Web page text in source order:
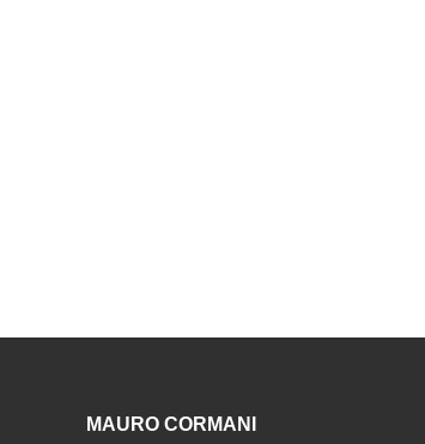
MAURO CORMANI